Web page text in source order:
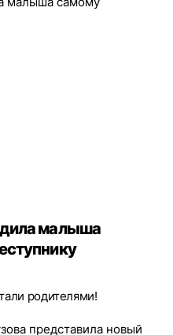
малыша
родителями!